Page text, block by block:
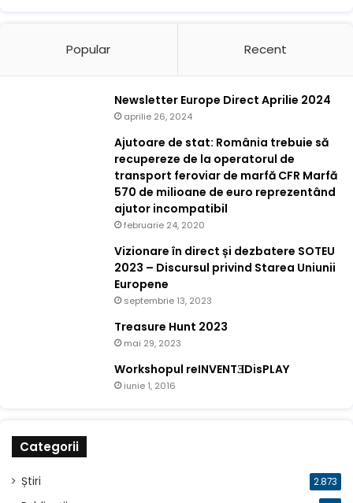
Popular Recent
Newsletter Europe Direct Aprilie 2024
aprilie 26, 2024
Ajutoare de stat: România trebuie să
recupereze de la operatorul de
transport feroviar de marfă CFR Marfă
570 de milioane de euro reprezentând
ajutor incompatibil
februarie 24, 2020
Vizionare în direct și dezbatere SOTEU
2023 – Discursul privind Starea Uniunii
Europene
septembrie 13, 2023
Treasure Hunt 2023
mai 29, 2023
Workshopul reINVENTƎDisPLAY
iunie 1, 2016
Categorii
Știri 2.873